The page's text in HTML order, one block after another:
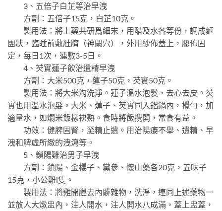
3、五倍子白芷等治早洩
方劑：五倍子15克，白芷10克。
製用法：將上藥共研爲細末，用醋及水各等份，調成麵
團狀，臨睡前敷肚臍（神闕穴），外用紗佈蓋上，膠佈固
定，每日1次，連敷3-5日。
4、芡實蓮子飲治遺精早洩
方劑：大米500克，蓮子50克，芡實50克。
製用法：將大米淘洗淨。蓮子溫水泡髮，去心去皮。芡
實也用溫水泡髮。大米、蓮子、芡實同入鋁鍋內，攪勻，加
適量水，如燜米飯樣袂熟。食時將飯攪開，常食有益。
功效：健脾固腎，澀精止遺。用治陽痿不舉、遺精、早
洩和脾虛所緻的洩瀉等。
5、鎖陽雞治男子早洩
方劑：鎖陽、金櫻子、黨參、懷山藥各20克，五味子
15克，小公雞l隻。
製用法：將雞開膛去內髒雜物，洗淨，連同上述藥物一
並放人大燉盅內，注人開水，注人開水八成滿，蓋上盅蓋，